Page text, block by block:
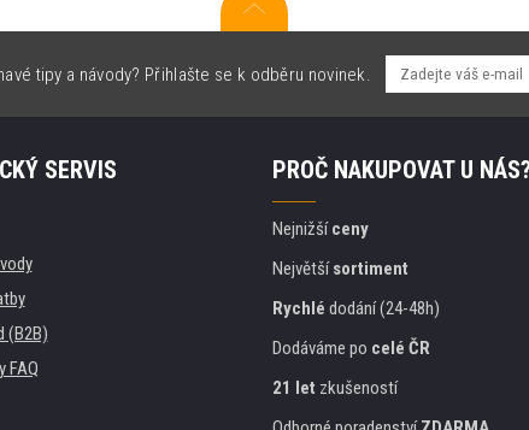
tipy a návody? Přihlašte se k odběru novinek.
SERVIS
(B2B)
FAQ
PROČ NAKUPOVAT U NÁS?
Nejnižšíceny
Největšísortiment
Rychlé dodání (24-48h)
Dodáváme po celé ČR
21 let zkušeností